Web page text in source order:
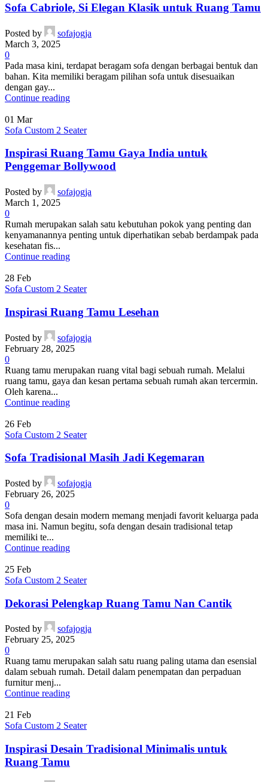
Sofa Cabriole, Si Elegan Klasik untuk Ruang Tamu
Posted by
sofajogja
March 3, 2025
0
Pada masa kini, terdapat beragam sofa dengan berbagai bentuk dan
bahan. Kita memiliki beragam pilihan sofa untuk disesuaikan
dengan gay...
Continue reading
01 Mar
Sofa Custom 2 Seater
Inspirasi Ruang Tamu Gaya India untuk
Penggemar Bollywood
Posted by
sofajogja
March 1, 2025
0
Rumah merupakan salah satu kebutuhan pokok yang penting dan
kenyamanannya penting untuk diperhatikan sebab berdampak pada
kesehatan fis...
Continue reading
28 Feb
Sofa Custom 2 Seater
Inspirasi Ruang Tamu Lesehan
Posted by
sofajogja
February 28, 2025
0
Ruang tamu merupakan ruang vital bagi sebuah rumah. Melalui
ruang tamu, gaya dan kesan pertama sebuah rumah akan tercermin.
Oleh karena...
Continue reading
26 Feb
Sofa Custom 2 Seater
Sofa Tradisional Masih Jadi Kegemaran
Posted by
sofajogja
February 26, 2025
0
Sofa dengan desain modern memang menjadi favorit keluarga pada
masa ini. Namun begitu, sofa dengan desain tradisional tetap
memiliki te...
Continue reading
25 Feb
Sofa Custom 2 Seater
Dekorasi Pelengkap Ruang Tamu Nan Cantik
Posted by
sofajogja
February 25, 2025
0
Ruang tamu merupakan salah satu ruang paling utama dan esensial
dalam sebuah rumah. Detail dalam penempatan dan perpaduan
furnitur menj...
Continue reading
21 Feb
Sofa Custom 2 Seater
Inspirasi Desain Tradisional Minimalis untuk
Ruang Tamu